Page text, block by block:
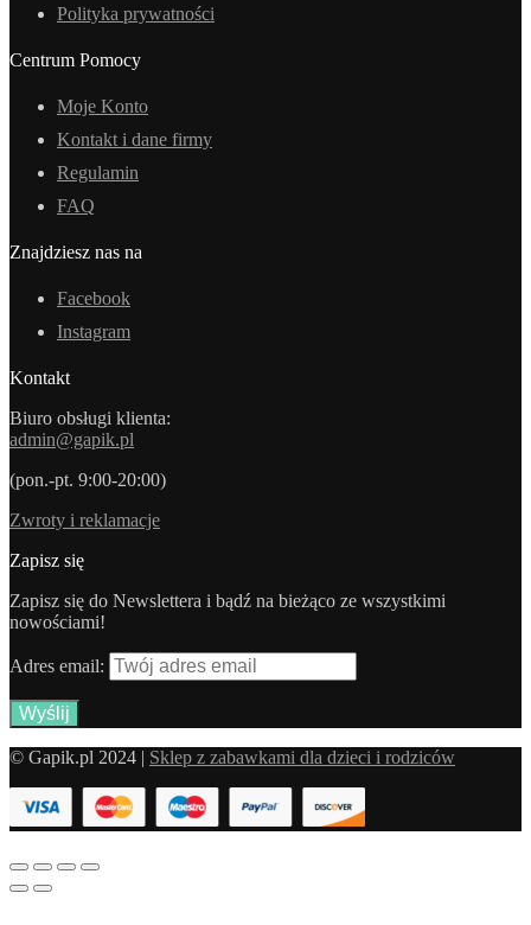
Polityka prywatności
Centrum Pomocy
Moje Konto
Kontakt i dane firmy
Regulamin
FAQ
Znajdziesz nas na
Facebook
Instagram
Kontakt
Biuro obsługi klienta:
admin@gapik.pl
(pon.-pt. 9:00-20:00)
Zwroty i reklamacje
Zapisz się
Zapisz się do Newslettera i bądź na bieżąco ze wszystkimi
nowościami!
Adres email:
© Gapik.pl 2024 | Sklep z zabawkami dla dzieci i rodziców